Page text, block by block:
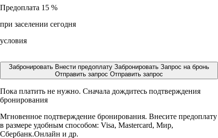
Предоплата 15 %
при заселении сегодня
условия
Забронировать Внести предоплату Забронировать Запрос на бронь
Отправить запрос Отправить запрос
Пока платить не нужно. Сначала дождитесь подтверждения
бронирования
Мгновенное подтверждение бронирования. Внесите предоплату
в размере удобным способом: Visa, Mastercard, Мир,
Сбербанк.Онлайн и др.